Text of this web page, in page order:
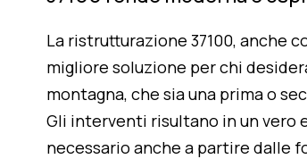
La ristrutturazione 37100, anche
migliore soluzione per chi
montagna, che sia una prima o
Gli interventi risultano in un vero
necessario anche a partire dalle